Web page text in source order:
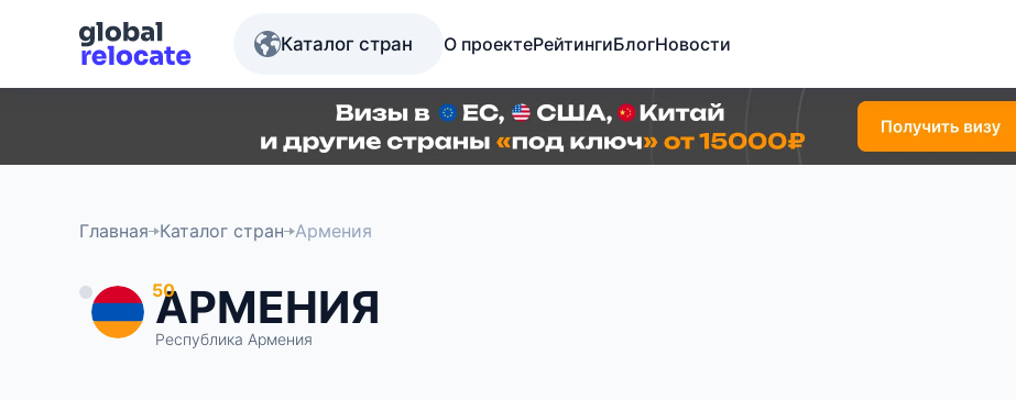
Каталог стран О проектеРейтингиБлогНовости
Главная Каталог стран Армения
50
АРМЕНИЯ
Республика Армения